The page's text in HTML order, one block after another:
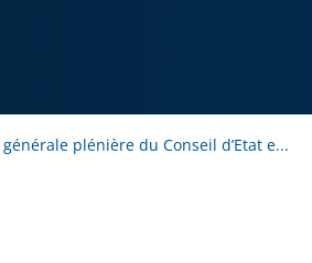
plénière du Conseil d’Etat e...